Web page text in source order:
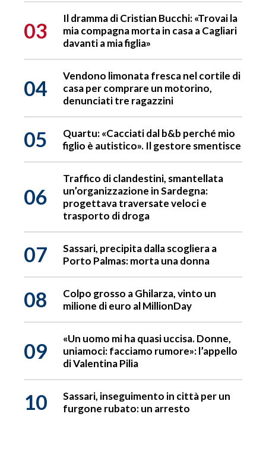
03
Il dramma di Cristian Bucchi: «Trovai la
mia compagna morta in casa a Cagliari
davanti a mia figlia»
04
Vendono limonata fresca nel cortile di
casa per comprare un motorino,
denunciati tre ragazzini
05
Quartu: «Cacciati dal b&b perché mio
figlio è autistico». Il gestore smentisce
06
Traffico di clandestini, smantellata
un’organizzazione in Sardegna:
progettava traversate veloci e
trasporto di droga
07
Sassari, precipita dalla scogliera a
Porto Palmas: morta una donna
08
Colpo grosso a Ghilarza, vinto un
milione di euro al MillionDay
09
«Un uomo mi ha quasi uccisa. Donne,
uniamoci: facciamo rumore»: l’appello
di Valentina Pilia
10
Sassari, inseguimento in città per un
furgone rubato: un arresto